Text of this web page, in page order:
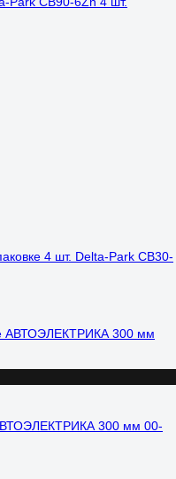
4 шт. Delta-Park CB30-
300 мм 00-